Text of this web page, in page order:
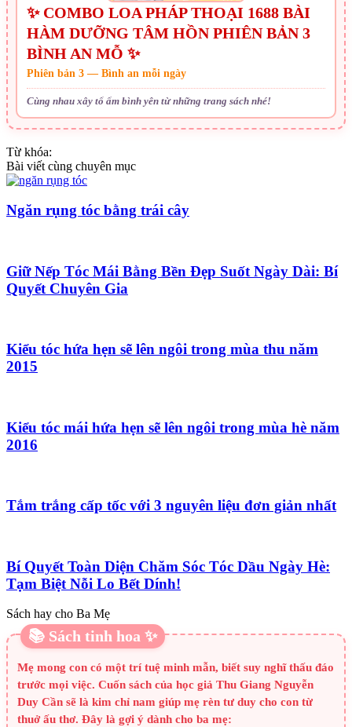
✨ COMBO LOA PHÁP THOẠI 1688 BÀI
HÀM DƯỠNG TÂM HỒN PHIÊN BẢN 3
BÌNH AN MỖ ✨
Phiên bản 3 — Bình an mỗi ngày
Cùng nhau xây tổ ấm bình yên từ những trang sách nhé!
Từ khóa:
Bài viết cùng chuyên mục
Ngăn rụng tóc bằng trái cây
Giữ Nếp Tóc Mái Bằng Bền Đẹp Suốt Ngày Dài: Bí
Quyết Chuyên Gia
Kiểu tóc hứa hẹn sẽ lên ngôi trong mùa thu năm
2015
Kiểu tóc mái hứa hẹn sẽ lên ngôi trong mùa hè năm
2016
Tắm trắng cấp tốc với 3 nguyên liệu đơn giản nhất
Bí Quyết Toàn Diện Chăm Sóc Tóc Dầu Ngày Hè:
Tạm Biệt Nỗi Lo Bết Dính!
Sách hay cho Ba Mẹ
📚 Sách tinh hoa ✨
Mẹ mong con có một trí tuệ minh mẫn, biết suy nghĩ thấu đáo
trước mọi việc. Cuốn sách của học giả Thu Giang Nguyễn
Duy Cần sẽ là kim chỉ nam giúp mẹ rèn tư duy cho con từ
thuở ấu thơ. Đây là gợi ý dành cho ba mẹ: